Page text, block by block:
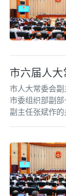
市六届人
市人大常委会
市委组织部副
副主任张斌作